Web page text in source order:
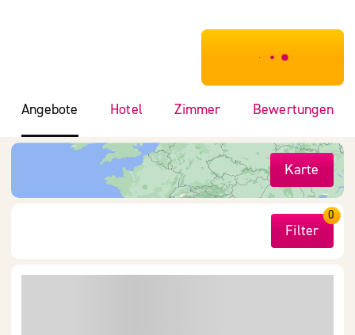
***************
Angebote Hotel Zimmer Bewertungen
Karte
Filter
0